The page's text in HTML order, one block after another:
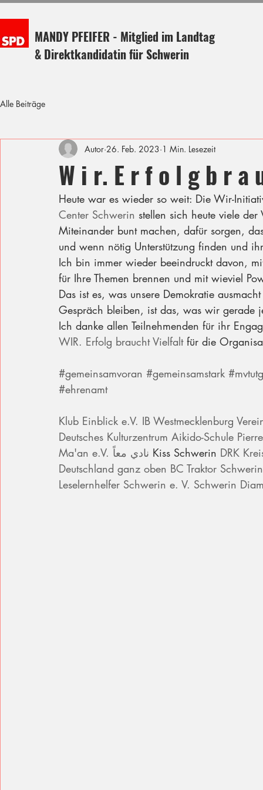
MANDY PFEIFER - Mitglied im Landtag
& Direktkandidatin für Schwerin
Alle Beiträge
W i r. E r f o l g b r
Autor 26. Feb. 2023 1 Min. Lesezeit
Heute war es wieder so weit: Die Wir-
Center Schwerin stellen sich heute viele
Miteinander bunt machen, dafür sorgen,
und wenn nötig Unterstützung finden und
Ich bin immer wieder beeindruckt davon,
für Ihre Themen brennen und mit wieviel
Das ist es, was unsere Demokratie
Gespräch bleiben, ist das, was wir gerade
Ich danke allen Teilnehmenden für ihr
WIR. Erfolg braucht Vielfalt für die
#gemeinsamvoran #gemeinsamstark
#ehrenamt
Klub Einblick e.V. IB Westmecklenburg
Deutsches Kulturzentrum Aikido-Schule
Ma'an e.V. نادي معاً Kiss Schwerin DRK
Deutschland ganz oben BC Traktor Schwerin
Leselernhelfer Schwerin e. V. Schwerin